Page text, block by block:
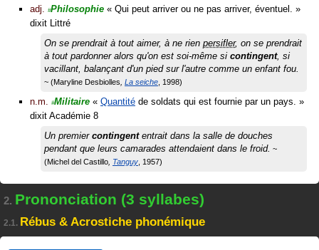
adj. #Philosophie « Qui peut arriver ou ne pas arriver, éventuel. »
dixit Littré
On se prendrait à tout aimer, à ne rien persifler, on se prendrait
à tout pardonner alors qu'on est soi-même si contingent, si
vacillant, balançant d'un pied sur l'autre comme un enfant fou.
Maryline Desbiolles La seiche 1998
n.m. #Militaire « Quantité de soldats qui est fournie par un pays. »
dixit Académie 8
Un premier contingententrait dans la salle de douches
pendant que leurs camarades attendaient dans le froid.
Michel del Castillo Tanguy 1957
2. Prononciation (3 syllabes)
2.1. Rébus & Acrostiche phonémique